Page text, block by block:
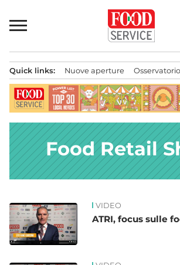
al
contenuto
principale
Quick links: Nuove aperture
Food Retail
News VIDEO
ATRI, focus sulle